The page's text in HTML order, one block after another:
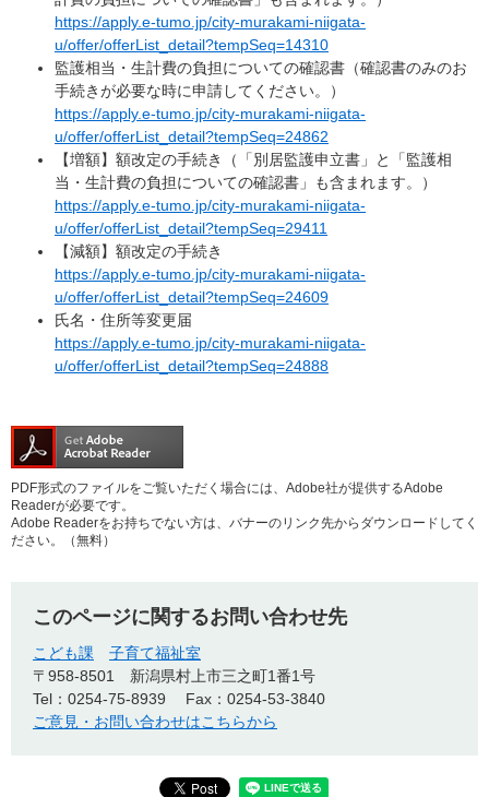
​https://apply.e-tumo.jp/city-murakami-niigata-
u/offer/offerList_detail?tempSeq=14310
監護相当・生計費の負担についての確認書（確認書のみのお
手続きが必要な時に申請してください。）
​https://apply.e-tumo.jp/city-murakami-niigata-
u/offer/offerList_detail?tempSeq=24862
【増額】額改定の手続き（「別居監護申立書」と「監護相
当・生計費の負担についての確認書」も含まれます。）​
https://apply.e-tumo.jp/city-murakami-niigata-
u/offer/offerList_detail?tempSeq=29411
【減額】額改定の手続き
​https://apply.e-tumo.jp/city-murakami-niigata-
u/offer/offerList_detail?tempSeq=24609
氏名・住所等変更届
​https://apply.e-tumo.jp/city-murakami-niigata-
u/offer/offerList_detail?tempSeq=24888
PDF形式のファイルをご覧いただく場合には、Adobe社が提供するAdobe
Readerが必要です。
Adobe Readerをお持ちでない方は、バナーのリンク先からダウンロードしてく
ださい。（無料）
このページに関するお問い合わせ先
こども課
子育て福祉室
〒958‐8501
新潟県村上市三之町1番1号
Tel：0254‐75‐8939
Fax：0254-53-3840
ご意見・お問い合わせはこちらから